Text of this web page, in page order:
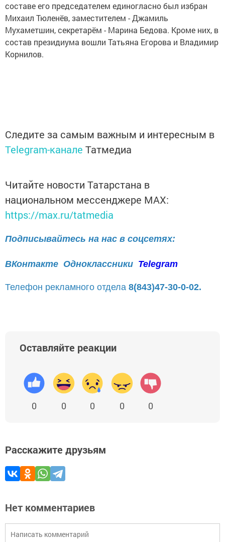
составе его председателем единогласно был избран
Михаил Тюленёв, заместителем - Джамиль
Мухаметшин, секретарём - Марина Бедова. Кроме них, в
состав президиума вошли Татьяна Егорова и Владимир
Корнилов.
Следите за самым важным и интересным в
Telegram-канале Татмедиа
Читайте новости Татарстана в
национальном мессенджере MАХ:
https://max.ru/tatmedia
Подписывайтесь на нас в соцсетях:
ВКонтакте Одноклассники Telegram
Телефон рекламного отдела 8(843)47-30-0-02.
Оставляйте реакции
0 0 0 0 0
Расскажите друзьям
Нет комментариев